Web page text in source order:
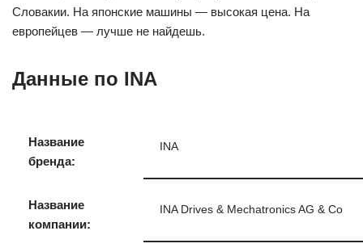
Словакии. На японские машины — высокая цена. На
европейцев — лучше не найдешь.
Данные по INA
Название
бренда:
INA
Название
компании:
INA Drives & Mechatronics AG & Co